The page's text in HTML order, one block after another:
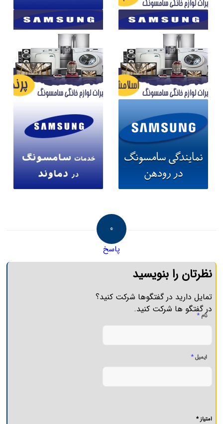
0
پاسخ
نظرتان را بنویسید
تمایل دارید در گفتگوها شرکت کنید؟
در گفتگو ها شرکت کنید.
نام*
ایمیل*
امتیاز *